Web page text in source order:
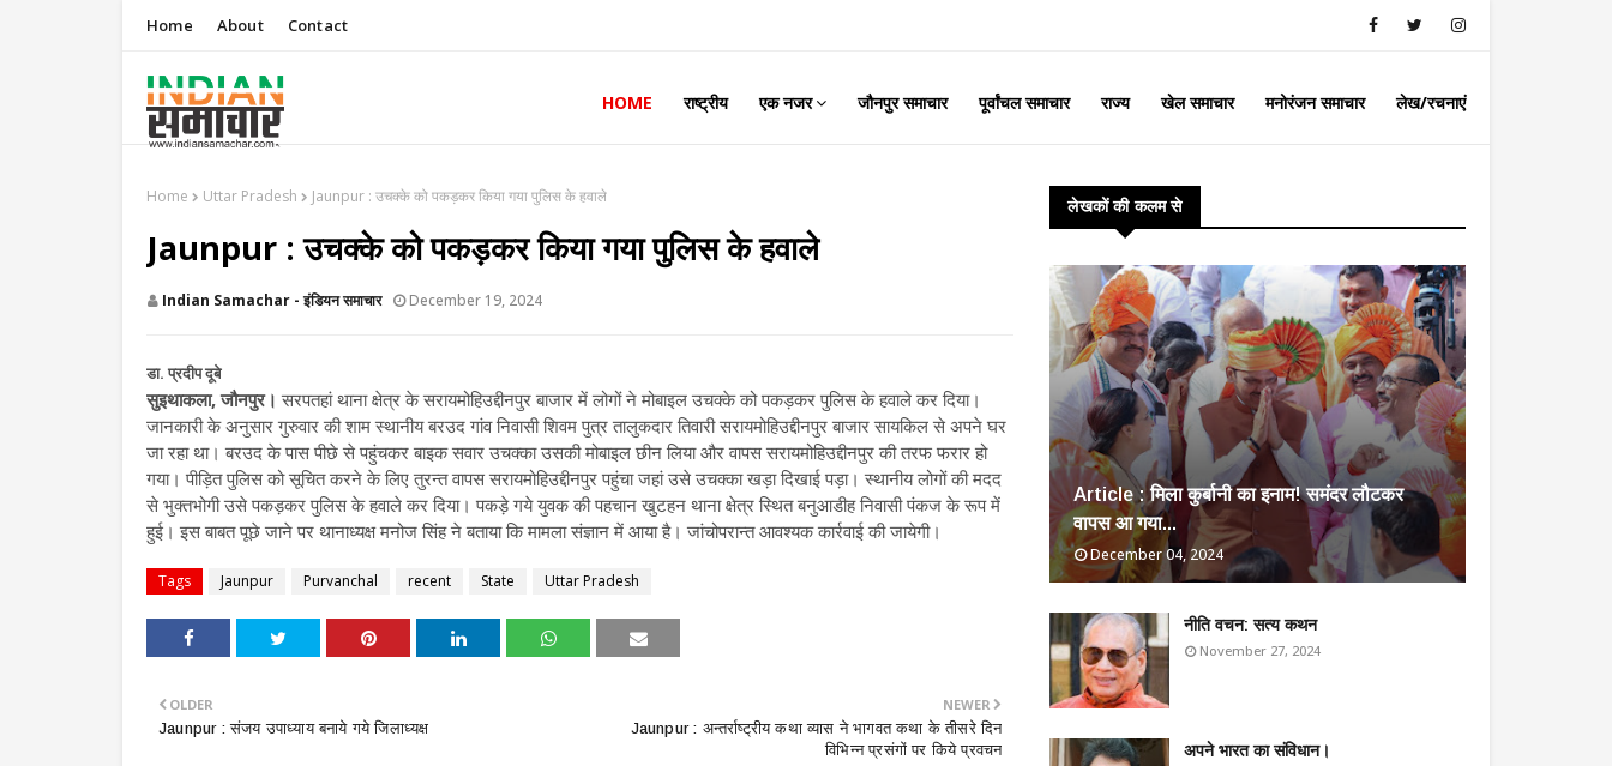
Home About Contact
HOME राष्ट्रीय एक नजर जौनपुर समाचार पूर्वांचल समाचार राज्य खेल समाचार मनोरंजन समाचार लेख/रचनाएं
Home Uttar Pradesh ​Jaunpur : उचक्के को पकड़कर किया गया पुलिस के हवाले
​Jaunpur : उचक्के को पकड़कर किया गया पुलिस के हवाले
Indian Samachar - इंडियन समाचार December 19, 2024
डा. प्रदीप दूबे
सुइथाकला, जौनपुर।सरपतहां थाना क्षेत्र के सरायमोहिउद्दीनपुर बाजार में लोगों ने मोबाइल उचक्के को पकड़कर पुलिस के हवाले कर दिया।
जानकारी के अनुसार गुरुवार की शाम स्थानीय बरउद गांव निवासी शिवम पुत्र तालुकदार तिवारी सरायमोहिउ‌द्दीनपुर बाजार सायकिल से अपने घर
जा रहा था। बरउद के पास पीछे से पहुंचकर बाइक सवार उचक्का उसकी मोबाइल छीन लिया और वापस सरायमोहिउ‌द्दीनपुर की तरफ फरार हो
गया। पीड़ित पुलिस को सूचित करने के लिए तुरन्त वापस सरायमोहिउ‌द्दीनपुर पहुंचा जहां उसे उचक्का खड़ा दिखाई पड़ा। स्थानीय लोगों की मदद
से भुक्तभोगी उसे पकड़कर पुलिस के हवाले कर दिया। पकड़े गये युवक की पहचान खुटहन थाना क्षेत्र स्थित बनुआडीह निवासी पंकज के रूप में
हुई। इस बाबत पूछे जाने पर थानाध्यक्ष मनोज सिंह ने बताया कि मामला संज्ञान में आया है। जांचोपरान्त आवश्यक कार्रवाई की जायेगी।
Tags Jaunpur Purvanchal recent State Uttar Pradesh
NEWER
​Jaunpur : अन्तर्राष्ट्रीय कथा व्यास ने भागवत कथा के तीसरे दिन
विभिन्न प्रसंगों पर किये प्रवचन
OLDER
​Jaunpur : संजय उपाध्याय बनाये गये जिलाध्यक्ष
लेखकों की कलम से
Article : मिला कुर्बानी का इनाम! समंदर लौटकर
वापस आ गया...
December 04, 2024
​नीति वचन: सत्य कथन
November 27, 2024
अपने भारत का संविधान।